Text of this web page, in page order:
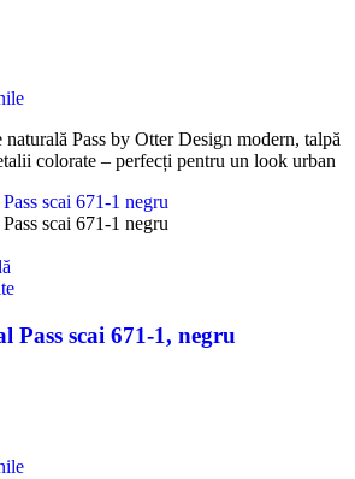
Pass by Otter Design modern, talpă
colorate – perfecți pentru un look urban
Pass scai 671-1, negru